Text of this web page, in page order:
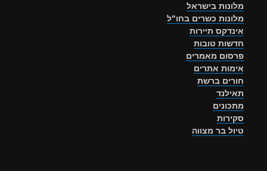
מלונות בישראל
מלונות כשרים בחו"ל
אינדקס תיירות
חדשות טובות
פרסום מאמרים
אימות אתרים
חורים ברשת
תאילנד
מתכונים
סקירות
טיול בר מצווה